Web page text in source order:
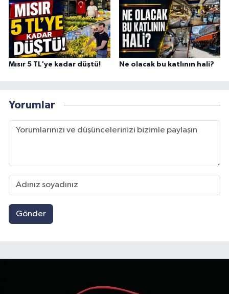
Mısır 5 TL'ye kadar düştü! Ne olacak bu katlının hali?
Yorumlar
Gönder